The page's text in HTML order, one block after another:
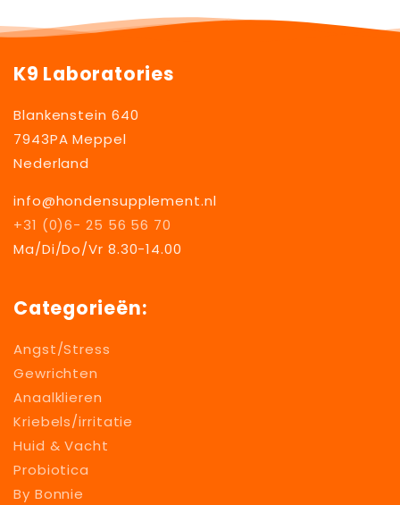
K9 Laboratories
Blankenstein 640
7943PA Meppel
Nederland
info@hondensupplement.nl
+31 (0)6- 25 56 56 70
Ma/Di/Do/Vr 8.30-14.00
Categorieën:
Angst/Stress
Gewrichten
Anaalklieren
Kriebels/irritatie
Huid & Vacht
Probiotica
By Bonnie